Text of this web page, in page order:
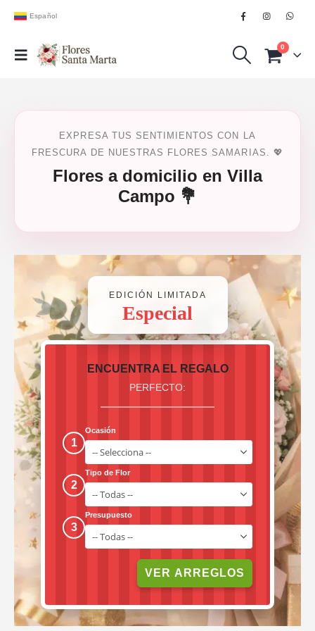
Español
0
EXPRESA TUS SENTIMIENTOS CON LA
FRESCURA DE NUESTRAS FLORES SAMARIAS. 💖
Flores a domicilio en Villa
Campo 💐
EDICIÓN LIMITADA
Especial
ENCUENTRA EL REGALO
PERFECTO:
1
Ocasión
2
Tipo de Flor
3
Presupuesto
VER ARREGLOS